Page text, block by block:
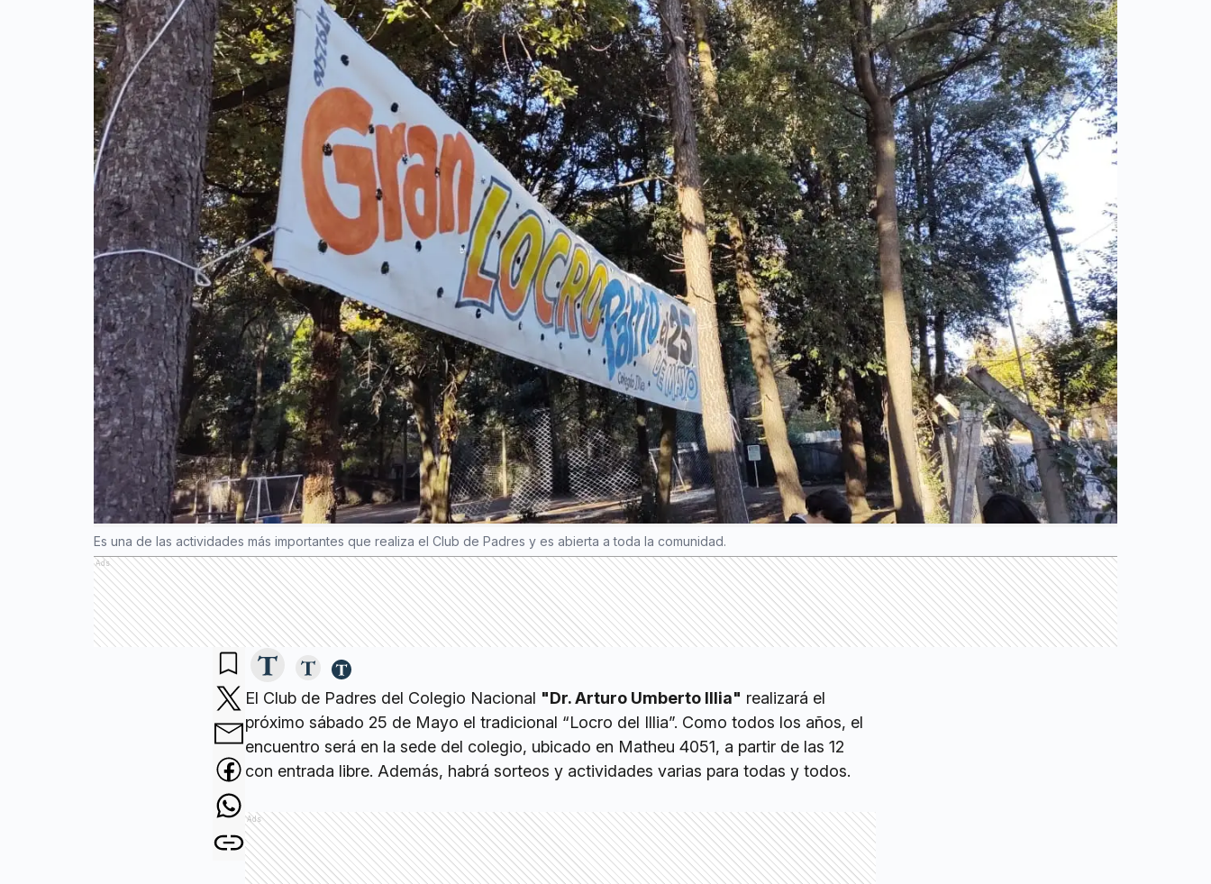
Es una de las actividades más importantes que realiza el Club de Padres y es abierta a toda la comunidad.
Ads
El Club de Padres del Colegio Nacional "Dr. Arturo Umberto Illia" realizará el
próximo sábado 25 de Mayo el tradicional “Locro del Illia”. Como todos los años, el
encuentro será en la sede del colegio, ubicado en Matheu 4051, a partir de las 12
con entrada libre. Además, habrá sorteos y actividades varias para todas y todos.
Ads